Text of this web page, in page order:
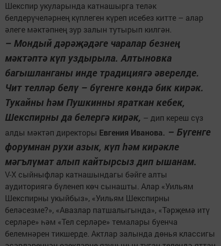
Шекспир укуларында катнашырга теләк
белдерүчеләрнең күплеген күреп исебез китте – алар
әлеге мәктәпнең зур залын тутырып килгән.
– Мондый дәрәҗәдәге чаралар безнең
мәктәптә күп уздырыла. Алтыновка
багышланганы инде традициягә әверелде.
Чит телләр белү – бүгенге көндә бик кирәк.
Тукайны һәм Пушкинны яраткан кебек,
Шекспирны да белергә кирәк, – дип кереш сүз
алды мәктәп директоры Евгения Иванова. – Бүгенге
форумнан рухи азык, күп һәм кирәкле
мәгълүмат алып кайтырсыз дип ышанам.
V-X сыйныфлар катнашындагы бәйге алты
аудиториягә бүленеп көч сынашты. Алар «Уильям
Шекспирны укыйбыз», «Уильям Шекспирны
беләсезме?», «Авазлар патшалыгында», «Тәрҗемә итү
серләре» һәм «Тел серләре» темалары буенча
белемнәрен тикшерде. Актлар залында дөнья классигы